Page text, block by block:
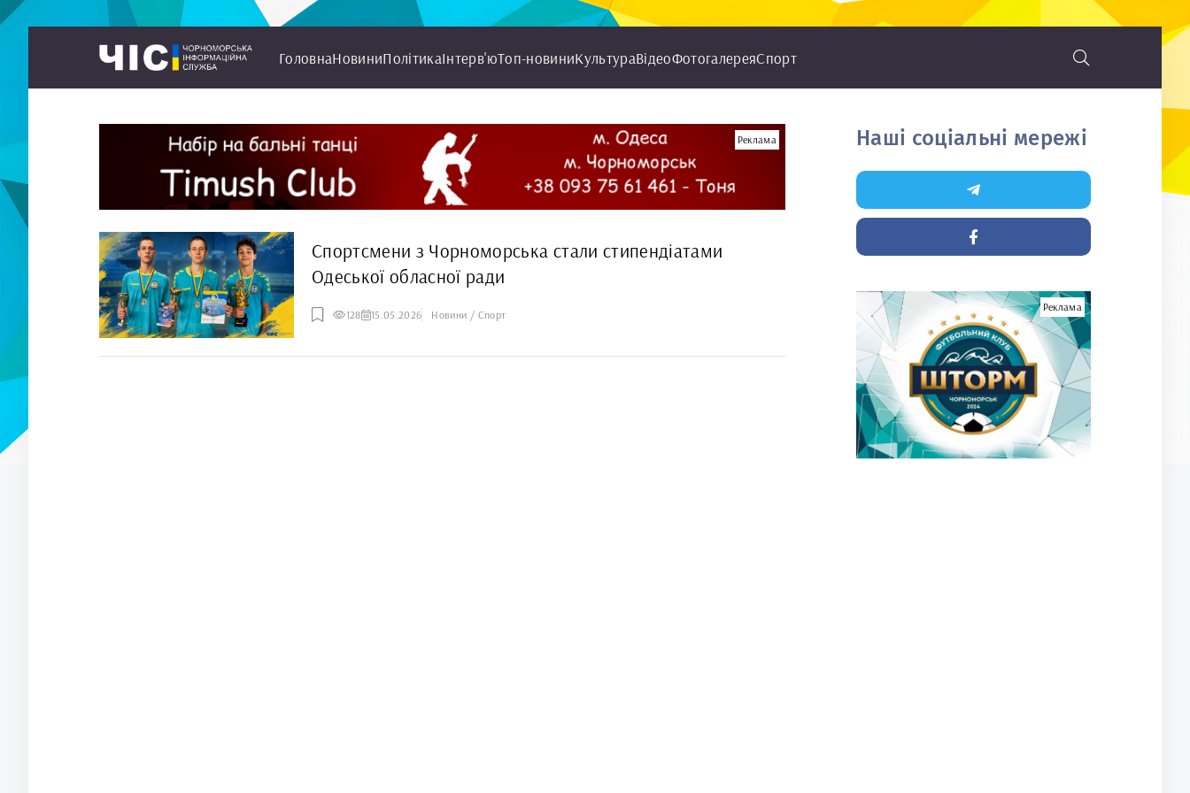
ГоловнаНовиниПолітикаІнтерв'юТоп-новиниКультураВідеоФотогалереяСпорт
Реклама
Спортсмени з Чорноморська стали стипендіатами
Одеської обласної ради
128 15.05.2026 Новини / Спорт
Наші соціальні мережі
Реклама